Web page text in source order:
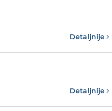
Detaljnije
Detaljnije